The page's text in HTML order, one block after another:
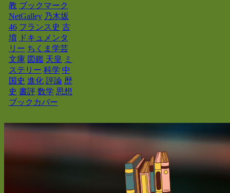
教 ブックマーク
NetGalley 乃木坂
46 フランス史 古
墳 ドキュメンタ
リー ちくま学芸
文庫 図鑑 天皇 ミ
ステリー 科学 中
国史 進化 評論 歴
史 書評 数学 思想
ブックカバー